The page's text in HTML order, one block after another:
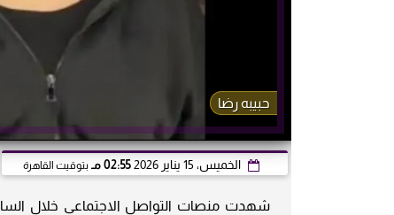
حبيبه رضا
الخميس، 15 يناير 2026 02:55 مـ بتوقيت القاهرة
شهدت منصات التواصل الاجتماعي خلال